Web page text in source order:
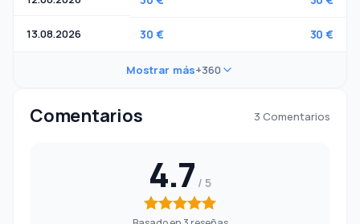
13.08.2026 30 € 30 €
Mostrar más+360
Comentarios 3 Comentarios
4.7